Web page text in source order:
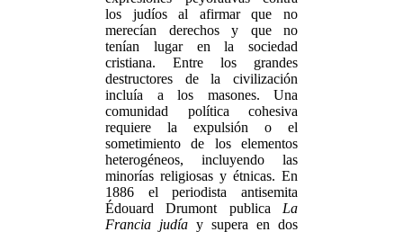
los judíos al afirmar que no
merecían derechos y que no
tenían lugar en la sociedad
cristiana. Entre los grandes
destructores de la civilización
incluía a los masones. Una
comunidad política cohesiva
requiere la expulsión o el
sometimiento de los elementos
heterogéneos, incluyendo las
minorías religiosas y étnicas. En
1886 el periodista antisemita
Édouard Drumont publica La
Francia judía y supera en dos